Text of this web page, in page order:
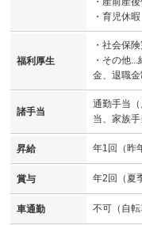
・育児休
福利厚生
・社会保
・その他
金、退職
諸手当
通勤手当
当、家族手
昇給 年1回（昨
賞与 年2回（夏
車通勤 不可（自転